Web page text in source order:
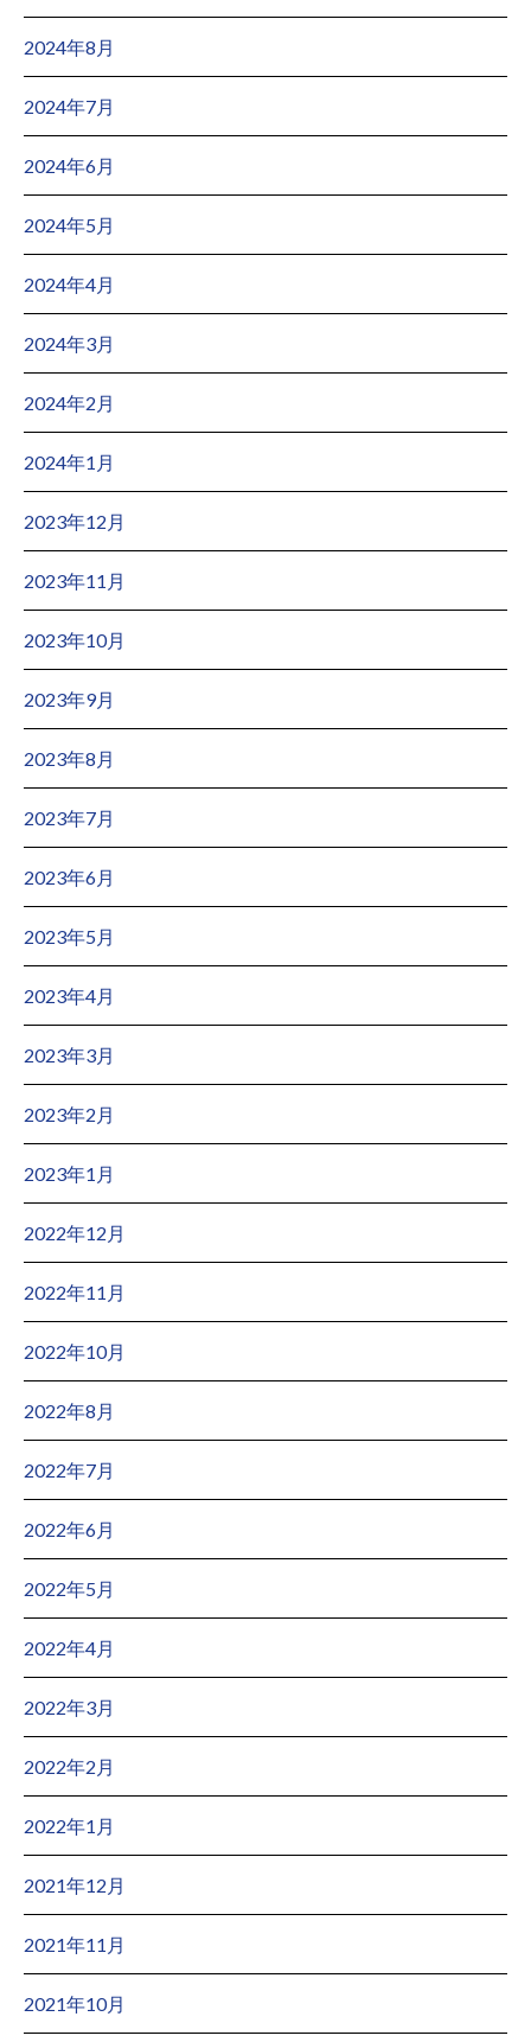
2024年8月
2024年7月
2024年6月
2024年5月
2024年4月
2024年3月
2024年2月
2024年1月
2023年12月
2023年11月
2023年10月
2023年9月
2023年8月
2023年7月
2023年6月
2023年5月
2023年4月
2023年3月
2023年2月
2023年1月
2022年12月
2022年11月
2022年10月
2022年8月
2022年7月
2022年6月
2022年5月
2022年4月
2022年3月
2022年2月
2022年1月
2021年12月
2021年11月
2021年10月